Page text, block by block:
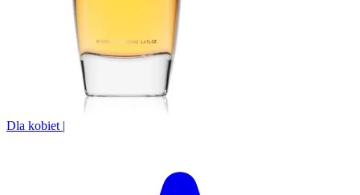
Dla kobiet |